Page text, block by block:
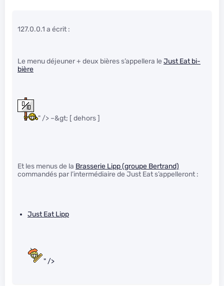
127.0.0.1 a écrit :
Le menu déjeuner + deux bières s’appellera le Just Eat bi-
bière
" /> –&gt; [ dehors ]
Et les menus de la Brasserie Lipp (groupe Bertrand)
commandés par l’intermédiaire de Just Eat s’appelleront :
Just Eat Lipp
" />